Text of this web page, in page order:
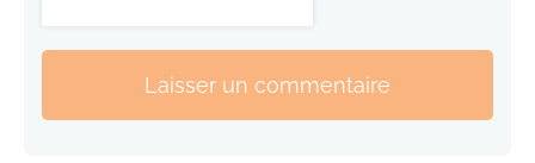
Laisser un commentaire